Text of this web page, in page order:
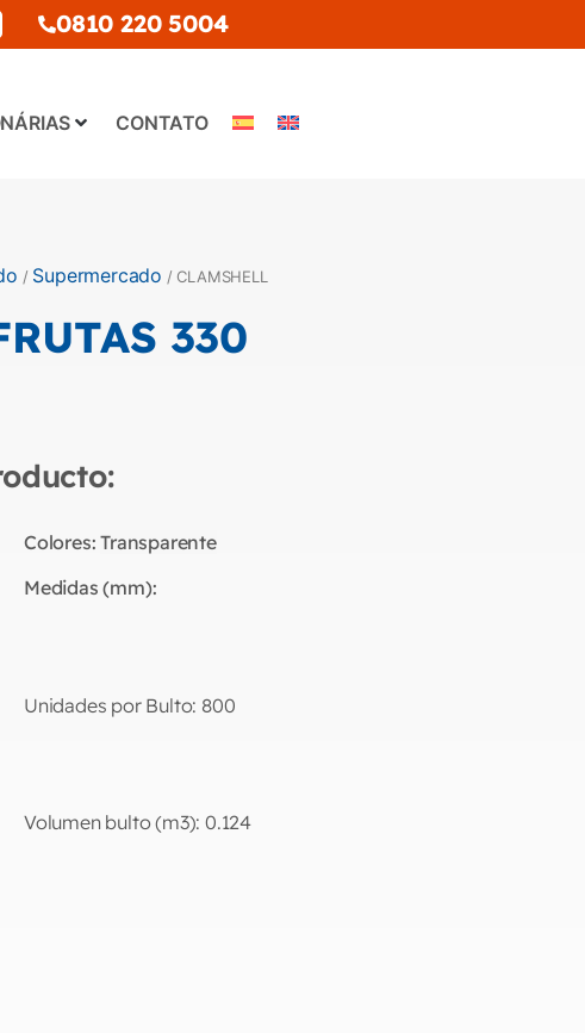
0810 220 5004
CONTATO
/ Supermercado / CLAMSHELL
330
Colores:Transparente
Medidas (mm):
Unidades por Bulto: 800
Volumen bulto (m3): 0.124